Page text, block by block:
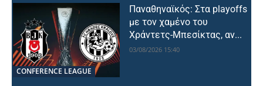
CONFERENCE LEAGUE
Παναθηναϊκός: Στα playoffs
με τον χαμένο του
Χράντετς-Μπεσίκτας, αν...
03/08/2026 15:40